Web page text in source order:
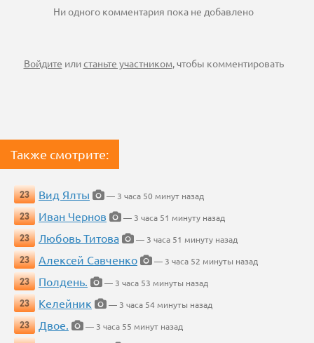
Ни одного комментария пока не добавлено
Войдите илистаньте участником, чтобы комментировать
Также смотрите:
23 Вид Ялты
— 3 часа 50 минут назад
23
Иван Чернов
— 3 часа 51 минуту назад
23
Любовь Титова
— 3 часа 51 минуту назад
23
Алексей Савченко
— 3 часа 52 минуты назад
23
Полдень.
— 3 часа 53 минуты назад
23
Келейник
— 3 часа 54 минуты назад
23
Двое.
— 3 часа 55 минут назад